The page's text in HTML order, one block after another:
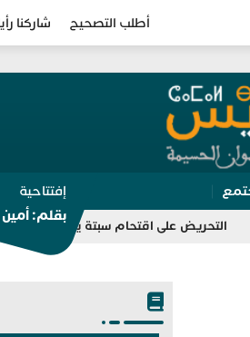
أطلب التصحيح شاركنا
على اقتحام سبتة يقود مسيري مجموعة
إفتتاحية
بقلم: